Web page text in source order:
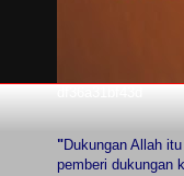
"Dukungan Allah
pemberi dukungan